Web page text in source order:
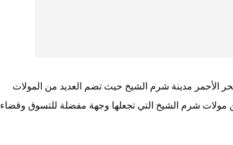
الأحمر مدينة شرم الشيخ حيث تضم العديد من المولات
مولات شرم الشيخ التي تجعلها وجهة مفضلة للتسوق وقضاء